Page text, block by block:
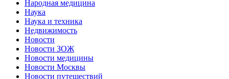
Народная медицина
Наука
Наука и техника
Недвижимость
Новости
Новости ЗОЖ
Новости медицины
Новости Москвы
Новости путешествий